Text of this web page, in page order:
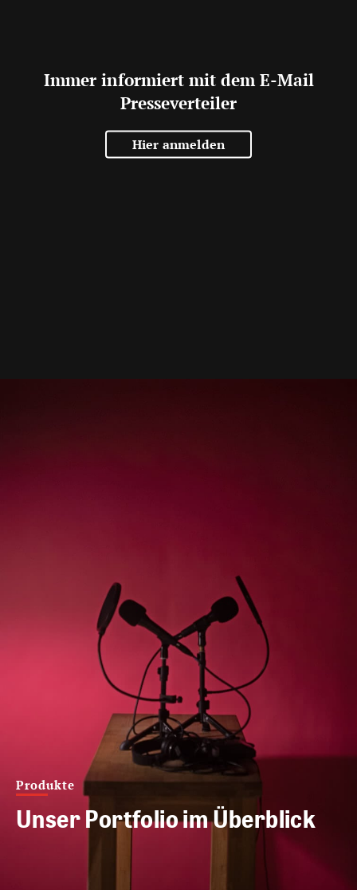
Immer informiert mit dem E-Mail
Presseverteiler
Hier anmelden
Produkte
Unser Portfolio im Überblick